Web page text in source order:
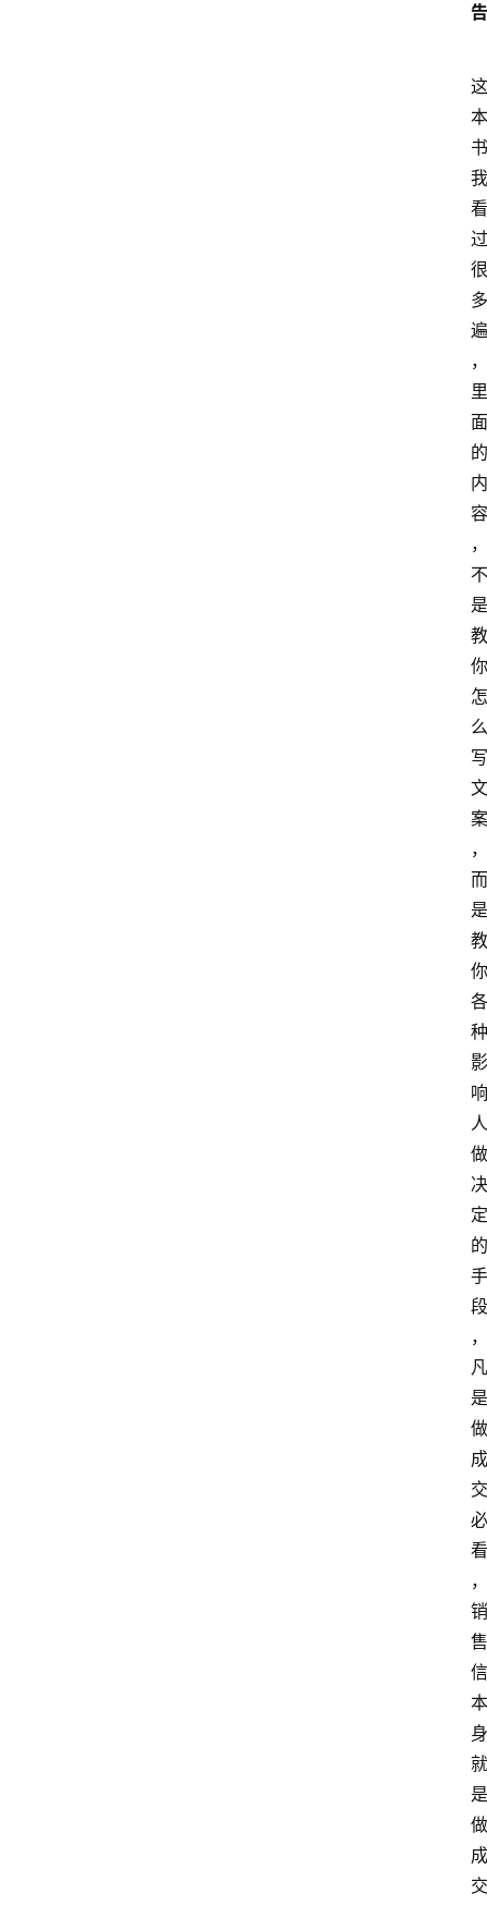
告
这
本
书
我
看
过
很
多
遍
，
里
面
的
内
容
，
不
是
教
你
怎
么
写
文
案
，
而
是
教
你
各
种
影
响
人
做
决
定
的
手
段
，
凡
是
做
成
交
必
看
，
销
售
信
本
身
就
是
做
成
交